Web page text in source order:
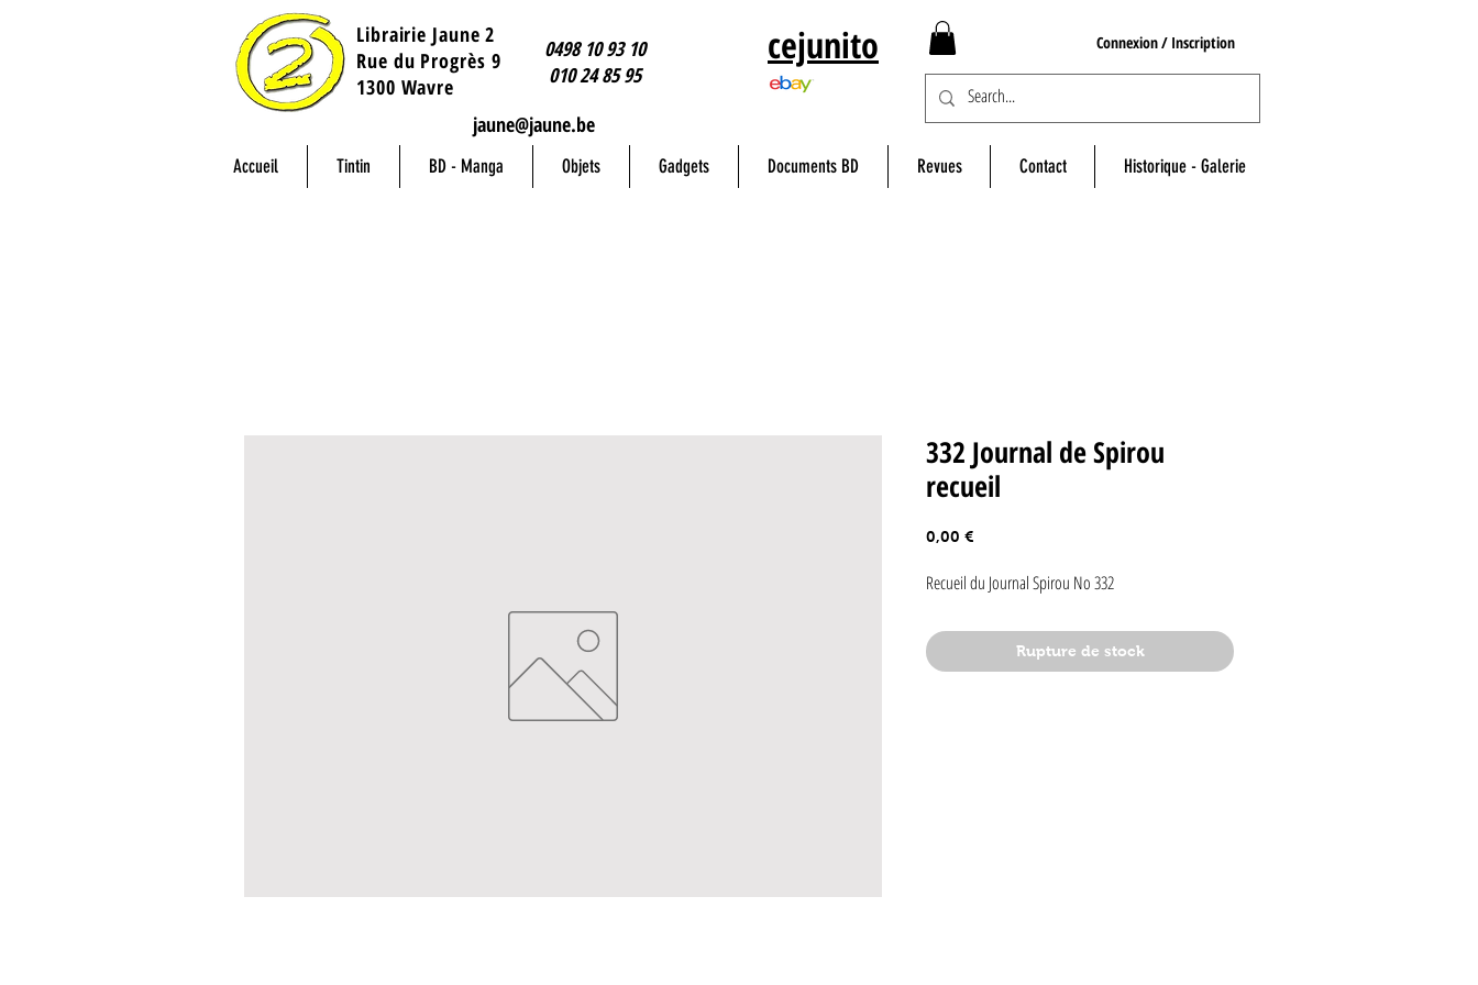
Librairie Jaune 2
​Rue du Progrès 9
1300 Wavre
0498 10 93 10
010 24 85 95
jaune@jaune.be
cejunito Connexion / Inscription
Accueil Tintin BD - Manga Objets Gadgets Documents BD Revues Contact Historique - Galerie
332 Journal de Spirou
recueil
0,00 €
Recueil du Journal Spirou No 332
Rupture de stock